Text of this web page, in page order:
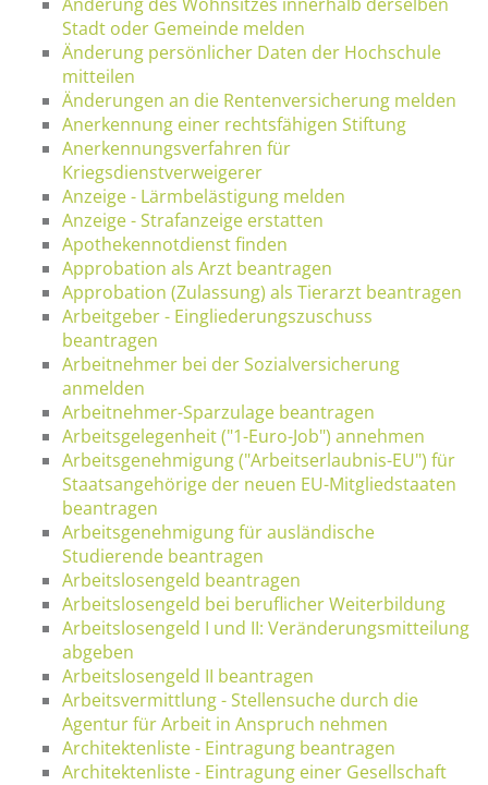
Stadt oder Gemeinde melden
Änderung persönlicher Daten der Hochschule
mitteilen
Änderungen an die Rentenversicherung melden
Anerkennung einer rechtsfähigen Stiftung
Anerkennungsverfahren für
Kriegsdienstverweigerer
Anzeige - Lärmbelästigung melden
Anzeige - Strafanzeige erstatten
Apothekennotdienst finden
Approbation als Arzt beantragen
Approbation (Zulassung) als Tierarzt beantragen
Arbeitgeber - Eingliederungszuschuss
beantragen
Arbeitnehmer bei der Sozialversicherung
anmelden
Arbeitnehmer-Sparzulage beantragen
Arbeitsgelegenheit ("1-Euro-Job") annehmen
Arbeitsgenehmigung ("Arbeitserlaubnis-EU") für
Staatsangehörige der neuen EU-Mitgliedstaaten
beantragen
Arbeitsgenehmigung für ausländische
Studierende beantragen
Arbeitslosengeld beantragen
Arbeitslosengeld bei beruflicher Weiterbildung
Arbeitslosengeld I und II: Veränderungsmitteilung
abgeben
Arbeitslosengeld II beantragen
Arbeitsvermittlung - Stellensuche durch die
Agentur für Arbeit in Anspruch nehmen
Architektenliste - Eintragung beantragen
Architektenliste - Eintragung einer Gesellschaft